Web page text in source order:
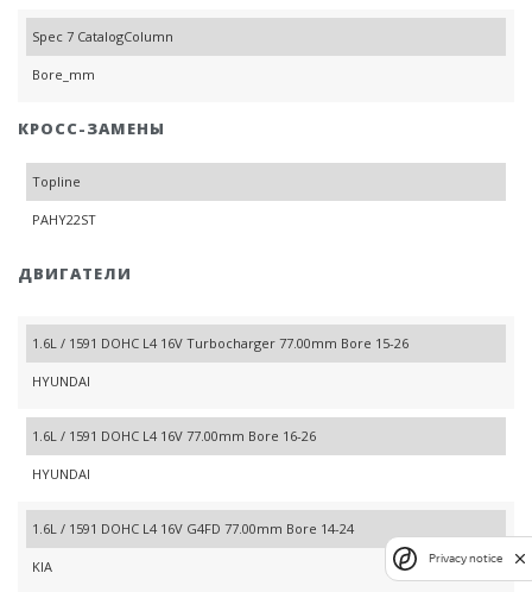
Spec 7 CatalogColumn
Bore_mm
КРОСС-ЗАМЕНЫ
Topline
PAHY22ST
ДВИГАТЕЛИ
1.6L / 1591 DOHC L4 16V Turbocharger 77.00mm Bore 15-26
HYUNDAI
1.6L / 1591 DOHC L4 16V 77.00mm Bore 16-26
HYUNDAI
1.6L / 1591 DOHC L4 16V G4FD 77.00mm Bore 14-24
KIA Privacy notice